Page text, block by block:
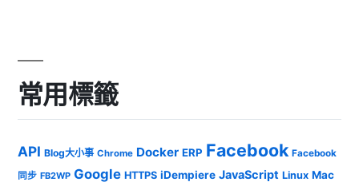
常用標籤
API Blog大小事 Chrome Docker ERP Facebook Facebook
同步 FB2WP Google HTTPS iDempiere JavaScript Linux Mac